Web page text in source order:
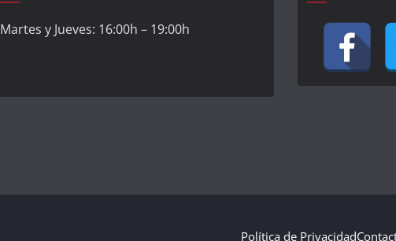
Martes y Jueves: 16:00h – 19:00h
Política de Privacidad